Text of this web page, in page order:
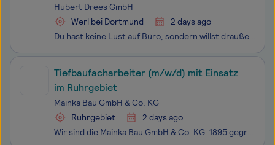
Hubert Drees GmbH
Werl bei Dortmund
2 days ago
Du hast keine Lust auf Büro, sondern willst draußen arbeiten, mit anpacken und am Ende des Tages sehen, was du geschafft hast?Dann ist die Ausbildung zum Straßenbauer (m/w/d) genau das Richtige für dich!Ort: Werl Dauer: 3 JahreWas dich bei uns erwartet:Bei uns lernst du alles rund um den Bau über un
Tiefbaufacharbeiter (m/w/d) mit Einsatz
im Ruhrgebiet
Mainka Bau GmbH & Co. KG
Ruhrgebiet
2 days ago
Wir sind die Mainka Bau GmbH & Co. KG. 1895 gegründet und seitdem ein familiengeführtes Unternehmen. Zur Unternehmensgruppe gehören mehr als 1.250 Kolleginnen und Kollegen. Da, wo die Anforderungen an die Qualität und Sicherheit von Bauprojekten besonders groß sind, sind wir zu Hause. Unsere Kun